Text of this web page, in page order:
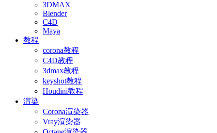
3DMAX
Blender
C4D
Maya
教程
corona教程
C4D教程
3dmax教程
keyshot教程
Houdini教程
渲染
Corona渲染器
Vray渲染器